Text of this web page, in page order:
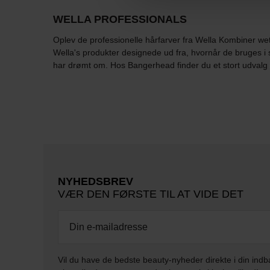
WELLA PROFESSIONALS
Oplev de professionelle hårfarver fra Wella Kombiner
Wella's produkter designede ud fra, hvornår de bruges
har drømt om. Hos Bangerhead finder du et stort
NYHEDSBREV
VÆR DEN FØRSTE TIL AT VIDE DET
Vil du have de bedste beauty-nyheder direkte i din